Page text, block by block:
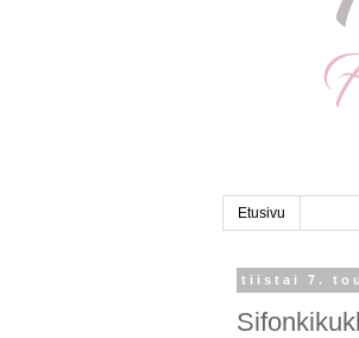
Etusivu
tiistai 7.